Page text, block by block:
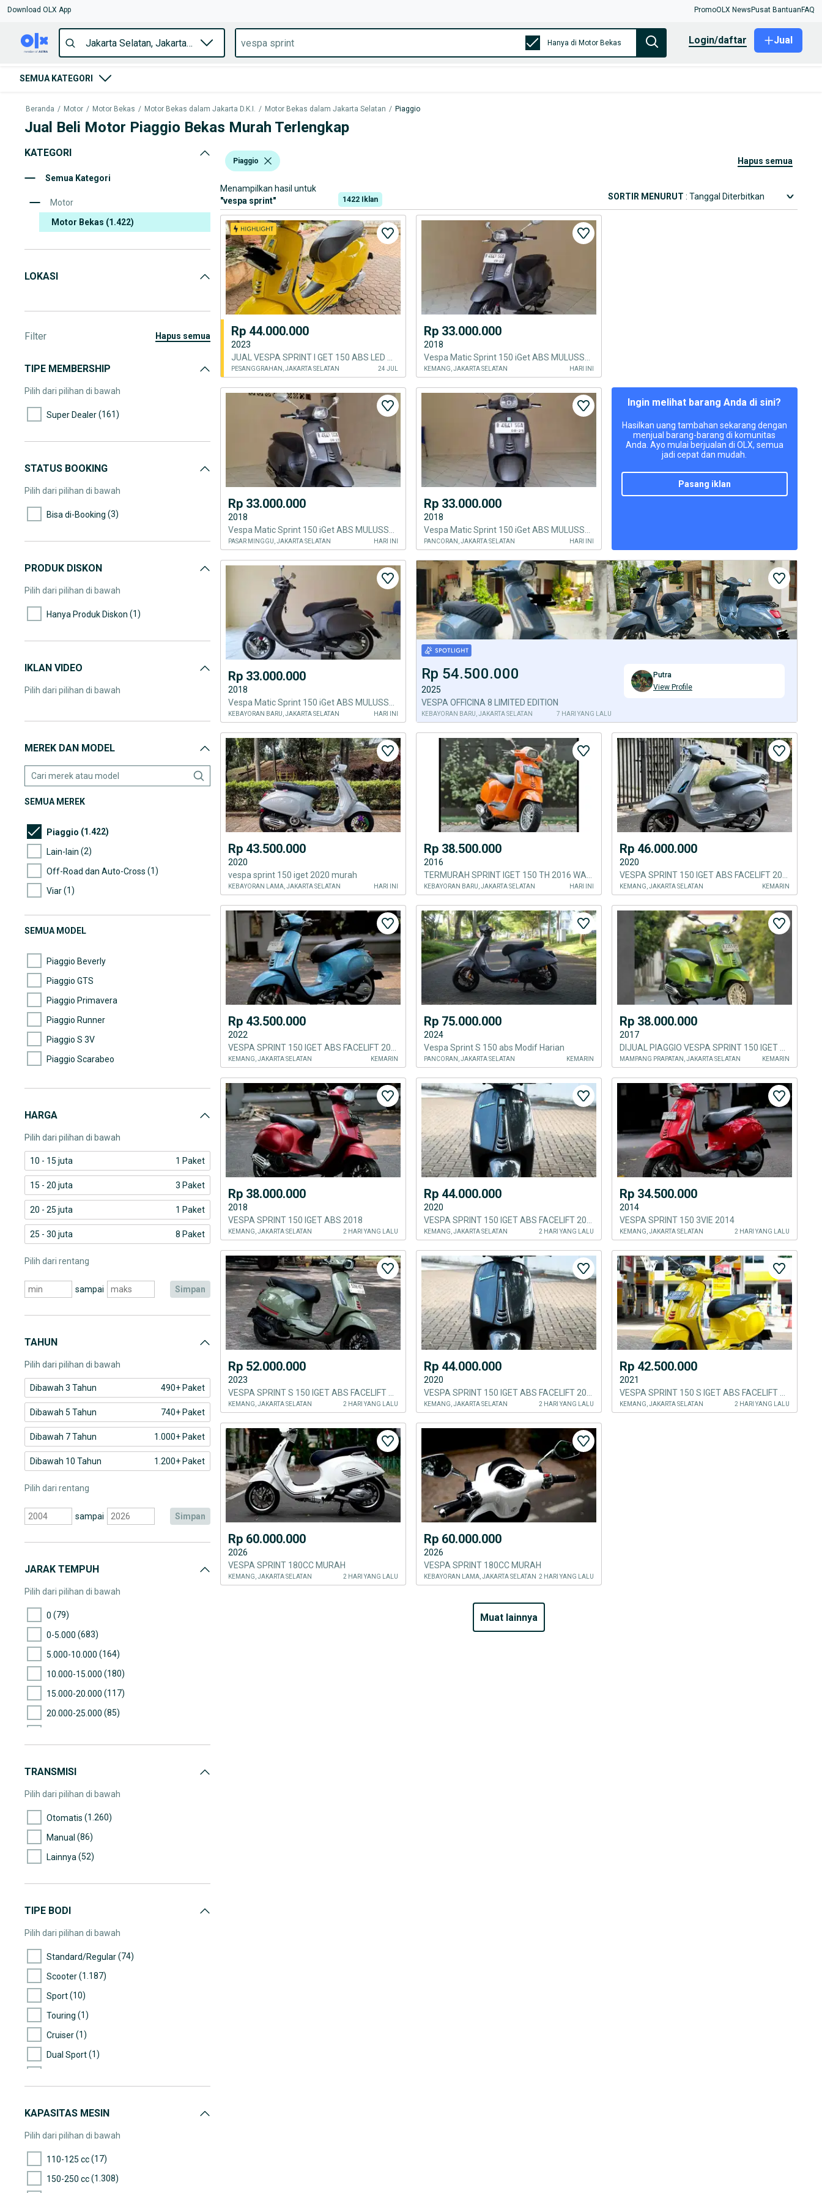
Download OLX App PromoOLX News Pusat Bantuan FAQ
Hanya di Motor Bekas login/daftar Jual
SEMUA KATEGORI
Beranda / Motor / Motor Bekas / Motor Bekas dalam Jakarta D.K.I. / Motor Bekas dalam Jakarta Selatan / Piaggio
Jual Beli Motor Piaggio Bekas Murah Terlengkap
KATEGORI
Semua Kategori
Motor
Motor Bekas (1.422)
LOKASI
Filter hapus semua
TIPE MEMBERSHIP
Pilih dari pilihan di bawah
Super Dealer(161)
STATUS BOOKING
Pilih dari pilihan di bawah
Bisa di-Booking (3)
PRODUK DISKON
Pilih dari pilihan di bawah
Hanya Produk Diskon (1)
IKLAN VIDEO
Pilih dari pilihan di bawah
MEREK DAN MODEL
SEMUA MEREK
Piaggio (1.422)
Lain-lain (2)
Off-Road dan Auto-Cross (1)
Viar(1)
SEMUA MODEL
Piaggio Beverly
Piaggio GTS
Piaggio Primavera
Piaggio Runner
Piaggio S 3V
Piaggio Scarabeo
Piaggio Vespa 125
HARGA
Pilih dari pilihan di bawah
10 - 15 juta 1 Paket
15 - 20 juta 3 Paket
20 - 25 juta 1 Paket
25 - 30 juta 8 Paket
Pilih dari rentang
sampai simpan
TAHUN
Pilih dari pilihan di bawah
Dibawah 3 Tahun 490+ Paket
Dibawah 5 Tahun 740+ Paket
Dibawah 7 Tahun 1.000+ Paket
Dibawah 10 Tahun 1.200+ Paket
Pilih dari rentang
sampai simpan
JARAK TEMPUH
Pilih dari pilihan di bawah
0 (79)
0-5.000 (683)
5.000-10.000 (164)
10.000-15.000 (180)
15.000-20.000 (117)
20.000-25.000 (85)
35.000-40.000
40.000-45.000(17)
45.000-50.000
50.000-55.000
55.000-60.000
70.000-75.000
90.000-95.000
TRANSMISI
Pilih dari pilihan di bawah
Otomatis (1.260)
Manual (86)
Lainnya (52)
TIPE BODI
Pilih dari pilihan di bawah
Standard/Regular(74)
Scooter(1.187)
Sport(10)
Touring (1)
Cruiser(1)
Dual Sport(1)
KAPASITAS MESIN
Pilih dari pilihan di bawah
110-125 cc(17)
150-250 cc(1.308)
Piaggio hapus semua
Menampilkan hasil untuk
"vespa sprint" 1422 Iklan SORTIR MENURUT : Tanggal Diterbitkan
Rp 44.000.000
2023
PESANGGRAHAN, JAKARTA SELATAN 24 JUL
Rp 33.000.000
2018
KEMANG, JAKARTA SELATAN HARI INI
Rp 33.000.000
2018
PASAR MINGGU, JAKARTA SELATAN HARI INI
Rp 33.000.000
2018
PANCORAN, JAKARTA SELATAN HARI INI
Ingin melihat barang Anda di sini?
Hasilkan uang tambahan sekarang dengan
menjual barang-barang di komunitas
Anda. Ayo mulai berjualan di OLX, semua
jadi cepat dan mudah.
pasang iklan
Rp 33.000.000
2018
KEBAYORAN BARU, JAKARTA SELATAN HARI INI
Rp 54.500.000
2025
VESPA OFFICINA 8 LIMITED EDITION
KEBAYORAN BARU, JAKARTA SELATAN 7 HARI YANG LALU
Putra
View Profile
Rp 43.500.000
2020
vespa sprint 150 iget 2020 murah
KEBAYORAN LAMA, JAKARTA SELATAN HARI INI
Rp 38.500.000
2016
KEBAYORAN BARU, JAKARTA SELATAN HARI INI
Rp 46.000.000
2020
KEMANG, JAKARTA SELATAN KEMARIN
Rp 43.500.000
2022
KEMANG, JAKARTA SELATAN KEMARIN
Rp 75.000.000
2024
Vespa Sprint S 150 abs Modif Harian
PANCORAN, JAKARTA SELATAN KEMARIN
Rp 38.000.000
2017
MAMPANG PRAPATAN, JAKARTA SELATAN KEMARIN
Rp 38.000.000
2018
VESPA SPRINT 150 IGET ABS 2018
KEMANG, JAKARTA SELATAN 2 HARI YANG LALU
Rp 44.000.000
2020
KEMANG, JAKARTA SELATAN 2 HARI YANG LALU
Rp 34.500.000
2014
VESPA SPRINT 150 3VIE 2014
KEMANG, JAKARTA SELATAN 2 HARI YANG LALU
Rp 52.000.000
2023
KEMANG, JAKARTA SELATAN 2 HARI YANG LALU
Rp 44.000.000
2020
KEMANG, JAKARTA SELATAN 2 HARI YANG LALU
Rp 42.500.000
2021
KEMANG, JAKARTA SELATAN 2 HARI YANG LALU
Rp 60.000.000
2026
VESPA SPRINT 180CC MURAH
KEMANG, JAKARTA SELATAN 2 HARI YANG LALU
Rp 60.000.000
2026
VESPA SPRINT 180CC MURAH
KEBAYORAN LAMA, JAKARTA SELATAN 2 HARI YANG LALU
muat lainnya